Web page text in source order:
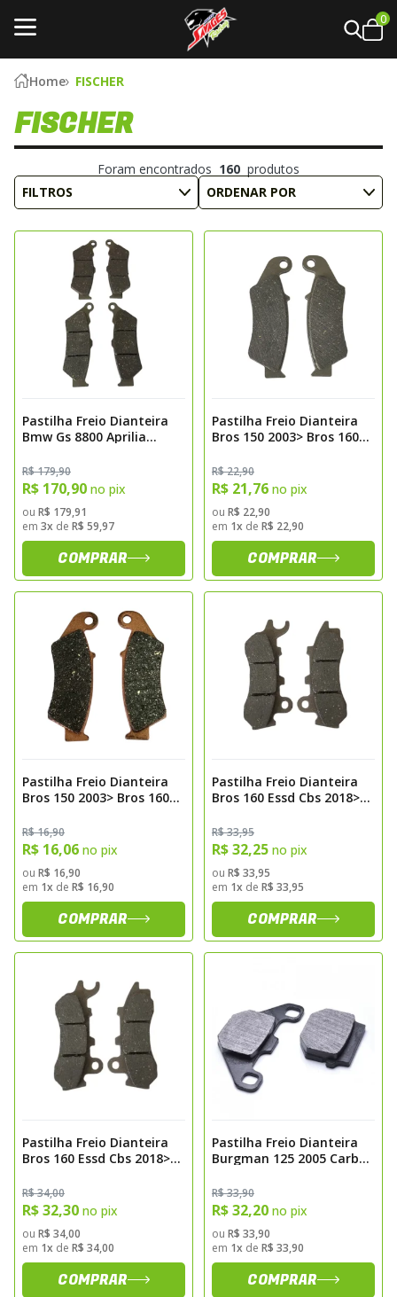
0
Home FISCHER
FISCHER
Foram encontrados 160 produtos
FILTROS
ORDENAR POR
Pastilha Freio Dianteira
Bmw Gs 8800 Aprilia
Paul Smart 1000 Carbon
Fischer Fj1482c
R$ 179,90
R$ 170,90 no pix
ou R$ 179,91
em 3x de R$ 59,97
COMPRAR
Pastilha Freio Dianteira
Bros 150 2003> Bros 160
300 2009> Biz 125 S/ Abs
Carbon Fischer Fj0860c
R$ 22,90
R$ 21,76 no pix
ou R$ 22,90
em 1x de R$ 22,90
COMPRAR
Pastilha Freio Dianteira
Bros 150 2003> Bros 160
300 2009> Biz 125 S/ Abs
Kevlar Fischer Fj0860k
R$ 16,90
R$ 16,06 no pix
ou R$ 16,90
em 1x de R$ 16,90
COMPRAR
Pastilha Freio Dianteira
Bros 160 Essd Cbs 2018>
2019> Cbs Carbon Fischer
Fj2870c
R$ 33,95
R$ 32,25 no pix
ou R$ 33,95
em 1x de R$ 33,95
COMPRAR
Pastilha Freio Dianteira
Bros 160 Essd Cbs 2018>
2019> Cbs Kevlar Fischer
Fj2870k
R$ 34,00
R$ 32,30 no pix
ou R$ 34,00
em 1x de R$ 34,00
COMPRAR
Pastilha Freio Dianteira
Burgman 125 2005 Carbon
R$ 33,90
R$ 32,20 no pix
ou R$ 33,90
em 1x de R$ 33,90
COMPRAR